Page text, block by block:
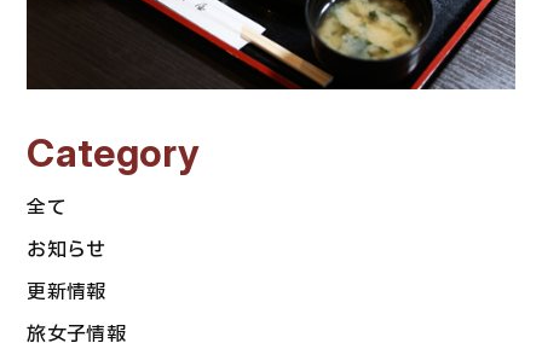
Category
全て
お知らせ
更新情報
旅女子情報